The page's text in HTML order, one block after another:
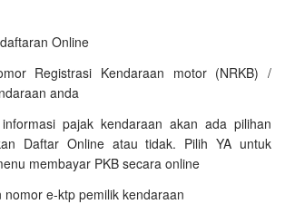
Online
Registrasi Kendaraan motor (NRKB) /
anda
pajak kendaraan akan ada pilihan
Daftar Online atau tidak. Pilih YA untuk
membayar PKB secara online
nomor e-ktp pemilik kendaraan